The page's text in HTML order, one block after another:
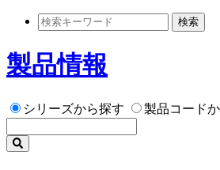
検索
製品情報
シリーズから探す 製品コード